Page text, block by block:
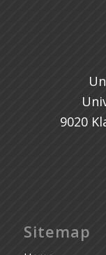
9020
Sitemap